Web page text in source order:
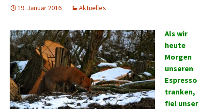
19. Januar 2016 Aktuelles
Als wir
heute
Morgen
unseren
Espresso
tranken,
fiel unser